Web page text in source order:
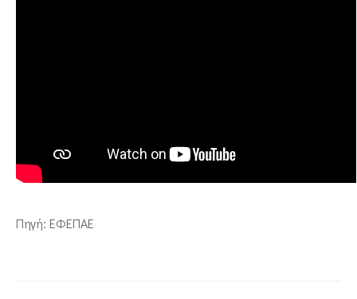
Πηγή: ΕΦΕΠΑΕ